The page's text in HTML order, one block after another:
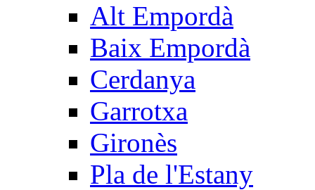
Alt Empordà
Baix Empordà
Cerdanya
Garrotxa
Gironès
Pla de l'Estany